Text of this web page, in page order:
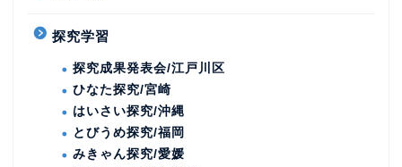
探究学習
探究成果発表会/江戸川区
ひなた探究/宮崎
はいさい探究/沖縄
とびうめ探究/福岡
みきゃん探究/愛媛